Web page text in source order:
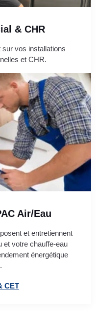
& CHR
vos installations
et CHR.
Air/Eau
et entretiennent
et votre chauffe-eau
énergétique
CET